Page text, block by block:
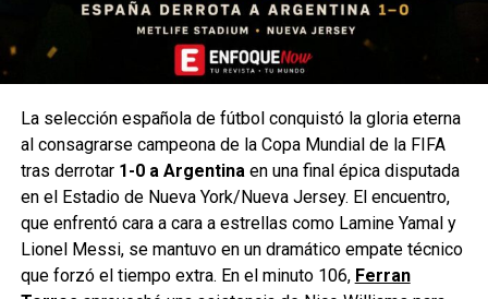
(VIDEO) La segunda y heroica
atajada de Agudelo en El Campín
ERA EL EMPATE Y LUISA
DIJO: ¡NO! ?
Naomi Eto aprovechó una
jugada dentro del área,
La selección española de fútbol conquistó la gloria eterna
al consagrarse campeona de la Copa Mundial de la FIFA
tras derrotar 1-0 a Argentinaen una final épica disputada
en el Estadio de Nueva York/Nueva Jersey. El encuentro,
que enfrentó cara a cara a estrellas como Lamine Yamal y
Lionel Messi, se mantuvo en un dramático empate técnico
que forzó el tiempo extra. En el minuto 106, Ferran